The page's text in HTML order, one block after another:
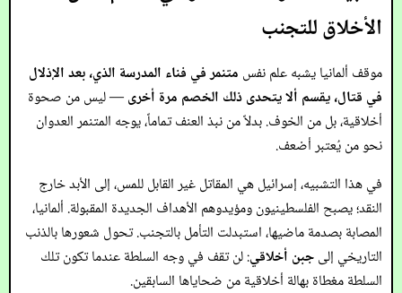
الأخلاق للتجنب
موقف ألمانيا يشبه علم نفس متنمر في فناء المدرسة الذي، بعد الإذلال
في قتال، يقسم ألا يتحدى ذلك الخصم مرة أخرى— ليس من صحوة
أخلاقية، بل من الخوف. بدلاً من نبذ العنف تماماً، يوجه المتنمر العدوان
نحو من يُعتبر أضعف.
في هذا التشبيه، إسرائيل هي المقاتل غير القابل للمس، إلى الأبد خارج
النقد؛ يصبح الفلسطينيون ومؤيدوهم الأهداف الجديدة المقبولة. ألمانيا،
المصابة بصدمة ماضيها، استبدلت التأمل بالتجنب. تحول شعورها بالذنب
التاريخي إلىجبن أخلاقي: لن تقف في وجه السلطة عندما تكون تلك
السلطة مغطاة بهالة أخلاقية من ضحاياها السابقين.